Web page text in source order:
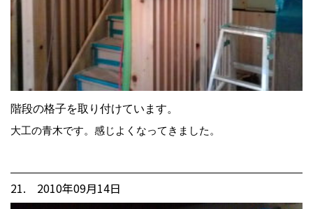
階段の格子を取り付けています。
大工の青木です。感じよくなってきました。
21. 2010年09月14日